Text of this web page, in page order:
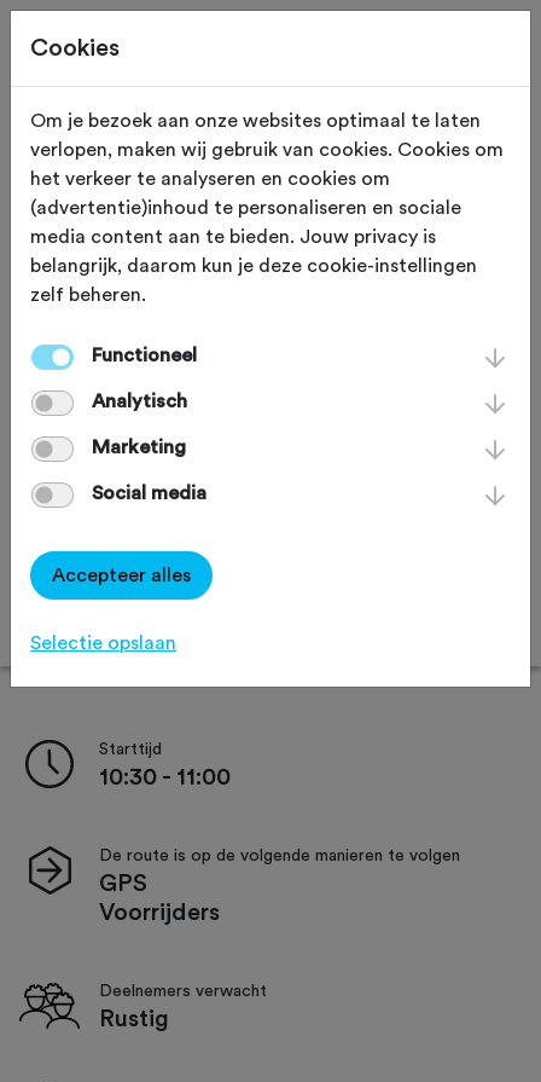
ZONDAG 27 SEP Hoenderloo (Gelderland)
Lions Ride Veluwe -
racefiets
Racefiets
Afstand: 60 km
Starttijd
10:30 - 11:00
De route is op de volgende manieren te volgen
GPS
Voorrijders
Deelnemers verwacht
Rustig
Cookies
Om je bezoek aan onze websites optimaal te laten
verlopen, maken wij gebruik van cookies. Cookies om
het verkeer te analyseren en cookies om
(advertentie)inhoud te personaliseren en sociale
media content aan te bieden. Jouw privacy is
belangrijk, daarom kun je deze cookie-instellingen
zelf beheren.
Functioneel
Analytisch
Marketing
Social media
Accepteer alles
Selectie opslaan